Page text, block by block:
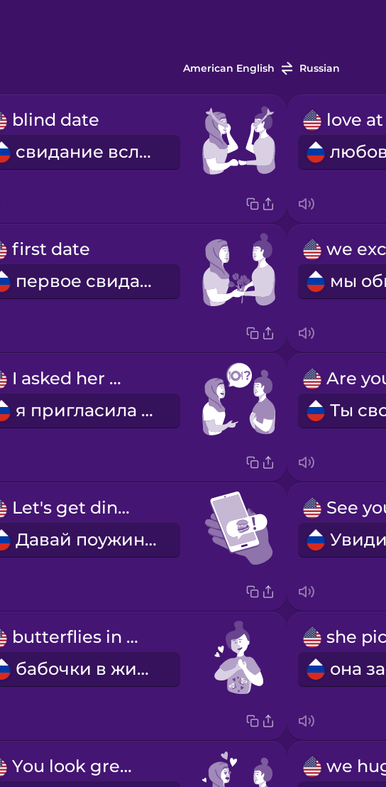
Icelandic
Indonesian
Korean
Mexican Spanish
Māori
Persian
Polish
Russian
American English Russian
blind date
свидание вслепую
first date
первое свидание
I asked her out
я пригласила её на свидание
Let's get dinner!
Давай поужинаем!
butterflies in my stomach
бабочки в животе
You look great.